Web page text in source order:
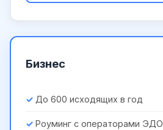
Бизнес
До 600 исходящих в год
Роуминг с операторами ЭДО